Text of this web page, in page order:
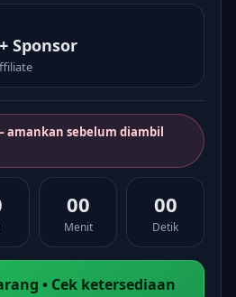
Sponsor
amankan sebelum diambil
00
Menit
00
Detik
• Cek ketersediaan